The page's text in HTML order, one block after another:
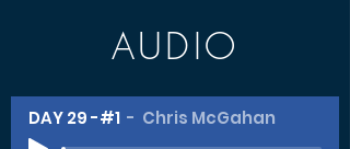
AUDIO
DAY 29 -#1 Chris McGahan